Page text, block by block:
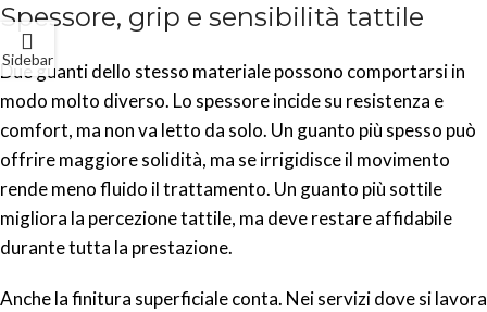
Spessore, grip e sensibilità tattile
Due guanti dello stesso materiale possono comportarsi in
modo molto diverso. Lo spessore incide su resistenza e
comfort, ma non va letto da solo. Un guanto più spesso può
offrire maggiore solidità, ma se irrigidisce il movimento
rende meno fluido il trattamento. Un guanto più sottile
migliora la percezione tattile, ma deve restare affidabile
durante tutta la prestazione.
Anche la finitura superficiale conta. Nei servizi dove si lavora
Sidebar